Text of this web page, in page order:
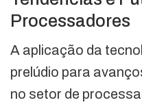
Processadores
A aplicação da
prelúdio para
no setor de